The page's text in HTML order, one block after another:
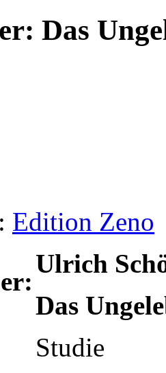
Das
Edition Zeno
Ulrich
Das
Studie